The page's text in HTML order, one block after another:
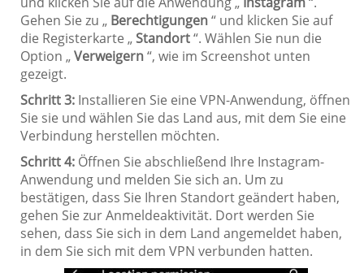
Gehen Sie zu „ Berechtigungen“ und klicken Sie auf
die Registerkarte „Standort“. Wählen Sie nun die
Option „Verweigern“, wie im Screenshot unten
gezeigt.
Schritt 3: Installieren Sie eine VPN-Anwendung, öffnen
Sie sie und wählen Sie das Land aus, mit dem Sie eine
Verbindung herstellen möchten.
Schritt 4: Öffnen Sie abschließend Ihre Instagram-
Anwendung und melden Sie sich an. Um zu
bestätigen, dass Sie Ihren Standort geändert haben,
gehen Sie zur Anmeldeaktivität. Dort werden Sie
sehen, dass Sie sich in dem Land angemeldet haben,
in dem Sie sich mit dem VPN verbunden hatten.